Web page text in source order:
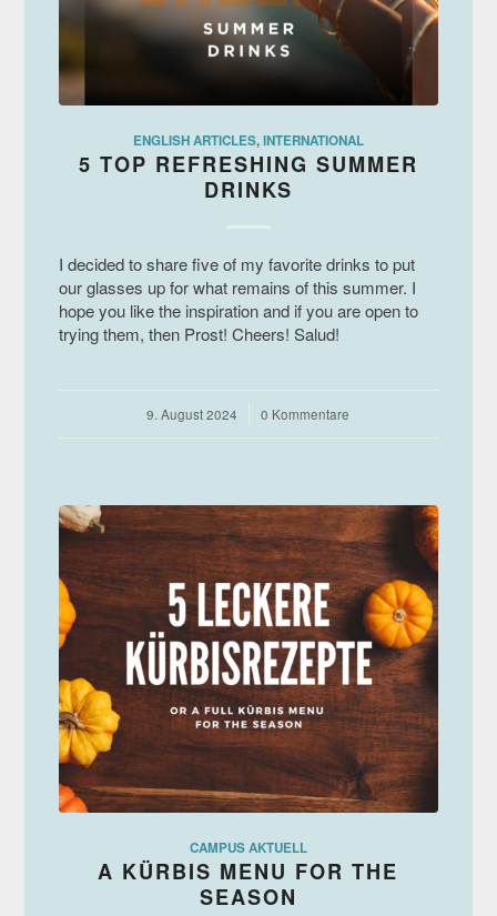
ENGLISH ARTICLES,INTERNATIONAL
5 TOP REFRESHING SUMMER
DRINKS
I decided to share five of my favorite drinks to put
our glasses up for what remains of this summer. I
hope you like the inspiration and if you are open to
trying them, then Prost! Cheers! Salud!
9. August 2024
/ 0 Kommentare
CAMPUS AKTUELL
A KÜRBIS MENU FOR THE
SEASON